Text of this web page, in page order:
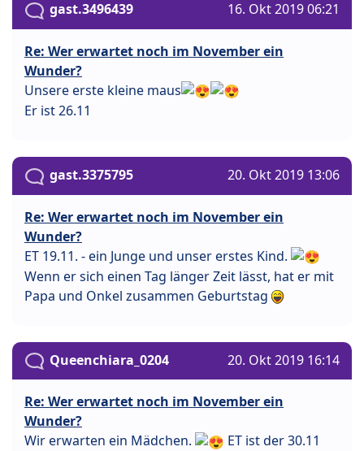
gast.3496439 16. Okt 2019 06:21
Re: Wer erwartet noch im November ein
Wunder?
Unsere erste kleine maus
Er ist 26.11
gast.3375795 20. Okt 2019 13:06
Re: Wer erwartet noch im November ein
Wunder?
ET 19.11. - ein Junge und unser erstes Kind.
Wenn er sich einen Tag länger Zeit lässt, hat er mit
Papa und Onkel zusammen Geburtstag
Queenchiara_0204 20. Okt 2019 16:14
Re: Wer erwartet noch im November ein
Wunder?
Wir erwarten ein Mädchen.
ET ist der 30.11